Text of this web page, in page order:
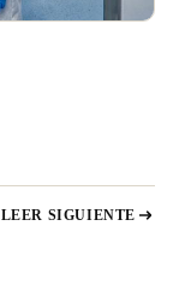
LEER SIGUIENTE